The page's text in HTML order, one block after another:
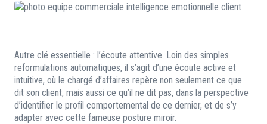
Autre clé essentielle : l’écoute attentive. Loin des simples
reformulations automatiques, il s’agit d’une écoute active et
intuitive, où le chargé d’affaires repère non seulement ce que
dit son client, mais aussi ce qu’il ne dit pas, dans la perspective
d’identifier le profil comportemental de ce dernier, et de s’y
adapter avec cette fameuse posture miroir.